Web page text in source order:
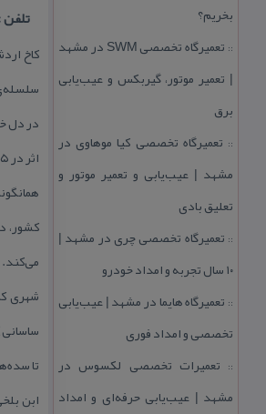
بخریم؟
::
تعمیرگاه تخصصی SWM در مشهد
| تعمیر موتور، گیربكس و عیب‌یابی
برق
:: تعمیرگاه تخصصی كیا موهاوی در
مشهد | عیب‌یابی و تعمیر موتور و
تعلیق بادی
:: تعمیرگاه تخصصی چری در مشهد |
۱۰ سال تجربه و امداد خودرو
:: تعمیرگاه هایما در مشهد | عیب‌یابی
تخصصی و امداد فوری
:: تعمیرات تخصصی لكسوس در
مشهد | عیب‌یابی حرفه‌ای و امداد
تلفن :
در دل
اثر در ۱۵ دی‌ ماه سال ۱۳۱۰ با شماره‌ی ۸۹ به ثبت ملی رسید.
كشور،
می‌كند.
شهری
تا
ابن